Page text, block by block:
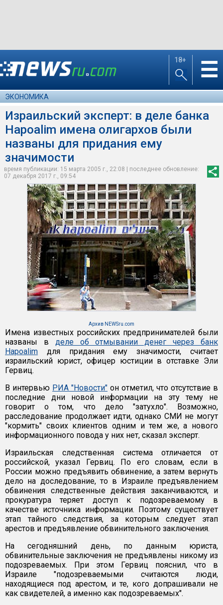
18+ ☰
ЭКОНОМИКА
Израильский эксперт: в деле банка
Hapoalim имена олигархов были
названы для придания ему
значимости
время публикации: 15 марта 2005 г., 22:08 | последнее обновление:
07 декабря 2017 г., 09:54
Архив NEWSru.com
Имена известных российских предпринимателей были
названы в деле об отмывании денег через банк
Hapoalim для придания ему значимости, считает
израильский юрист, офицер юстиции в отставке Эли
Гервиц.
В интервью РИА "Новости" он отметил, что отсутствие в
последние дни новой информации на эту тему не
говорит о том, что дело "затухло". Возможно,
расследование продолжает идти, однако СМИ не могут
"кормить" своих клиентов одним и тем же, а нового
информационного повода у них нет, сказал эксперт.
Израильская следственная система отличается от
российской, указал Гервиц. По его словам, если в
России можно предъявить обвинение, а затем вернуть
дело на доследование, то в Израиле предъявлением
обвинения следственные действия заканчиваются, и
прокуратура теряет доступ к подозреваемому в
качестве источника информации. Поэтому существует
этап тайного следствия, за которым следует этап
арестов и предъявление обвинительного заключения.
На сегодняшний день, по данным юриста,
обвинительные заключения не предъявлены никому из
подозреваемых. При этом Гервиц пояснил, что в
Израиле "подозреваемыми считаются люди,
находящиеся под арестом, и те, кого допрашивали не
как свидетелей, а именно как подозреваемых".